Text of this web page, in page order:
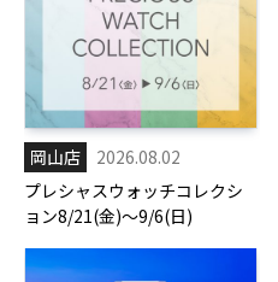
岡山店
2026.08.02
プレシャスウォッチコレクシ
ョン8/21(金)～9/6(日)